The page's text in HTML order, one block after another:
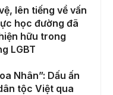
lên tiếng về vấn
học đường đã
hữu trong
LGBT
Nhân”: Dấu ấn
tộc Việt qua